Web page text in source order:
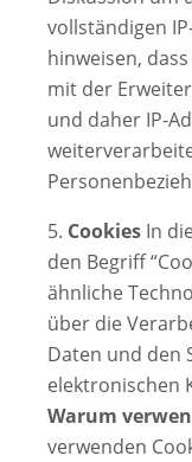
vollständigen
hinweisen,
mit der
und daher IP-
5. Cookies In
den Begriff
ähnliche
über die
Daten und den
elektronischen
Warum
verwenden